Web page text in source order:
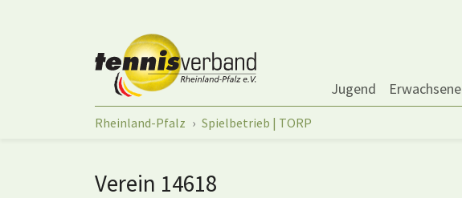
Jugend Erwachsene
Sie sind hier:
Rheinland-Pfalz Spielbetrieb | TORP
Verein 14618